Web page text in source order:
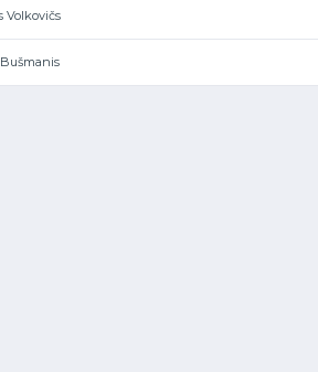
Volkovičs